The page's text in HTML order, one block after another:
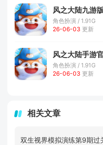
风之大陆九游
角色扮演 / 1.91G
26-06-03 更新
风之大陆手游
角色扮演 / 1.91G
26-06-03 更新
相关文章
双生视界模拟演练第9期过